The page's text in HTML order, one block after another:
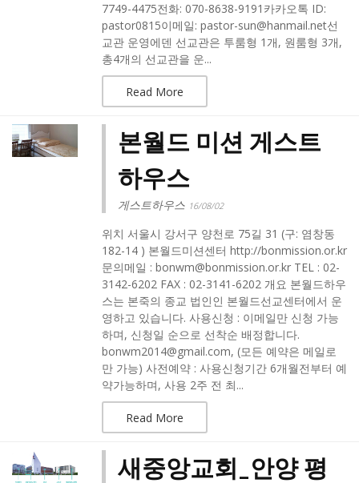
7749-4475전화: 070-8638-9191카카오톡 ID:
pastor0815이메일: pastor-sun@hanmail.net선
교관 운영에덴 선교관은 투룸형 1개, 원룸형 3개,
총4개의 선교관을 운...
Read More
본월드 미션 게스트
하우스
게스트하우스 16/08/02
위치 서울시 강서구 양천로 75길 31 (구: 염창동
182-14 ) 본월드미션센터 http://bonmission.or.kr
문의메일 : bonwm@bonmission.or.kr TEL : 02-
3142-6202 FAX : 02-3141-6202 개요 본월드하우
스는 본죽의 종교 법인인 본월드선교센터에서 운
영하고 있습니다. 사용신청 : 이메일만 신청 가능
하며, 신청일 순으로 선착순 배정합니다.
bonwm2014@gmail.com, (모든 예약은 메일로
만 가능) 사전예약 : 사용신청기간 6개월전부터 예
약가능하며, 사용 2주 전 최...
Read More
새중앙교회_안양 평